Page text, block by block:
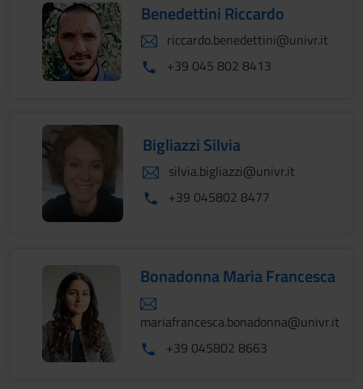
Benedettini Riccardo
riccardo.benedettini@univr.it
+39 045 802 8413
Bigliazzi Silvia
silvia.bigliazzi@univr.it
+39 045802 8477
Bonadonna Maria Francesca
mariafrancesca.bonadonna@univr.it
+39 045802 8663